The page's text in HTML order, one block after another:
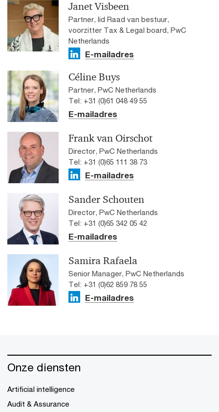
Janet Visbeen
Partner, lid Raad van bestuur,
voorzitter Tax & Legal board, PwC
Netherlands
E-mailadres
Céline Buys
Partner, PwC Netherlands
Tel: +31 (0)61 048 49 55
E-mailadres
Frank van Oirschot
Director, PwC Netherlands
Tel: +31 (0)65 111 38 73
E-mailadres
Sander Schouten
Director, PwC Netherlands
Tel: +31 (0)65 342 05 42
E-mailadres
Samira Rafaela
Senior Manager, PwC Netherlands
Tel: +31 (0)62 859 78 55
E-mailadres
Onze diensten
Artificial intelligence
Audit & Assurance